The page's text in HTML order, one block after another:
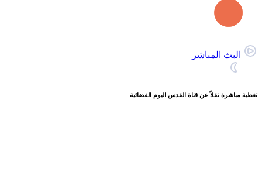
البث المباشر
تغطية مباشرة نقلاً عن قناة القدس اليوم الفضائية